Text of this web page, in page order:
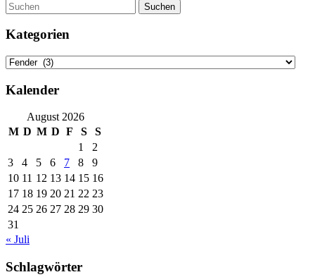
Suchen
Kategorien
Kategorien
Kalender
August 2026
M D M D F S
S
1
2
3
4 5 6 7 8
9
10 11 12 13 14 15 16
17 18 19 20 21 22 23
24 25 26 27 28 29 30
31
« Juli
Schlagwörter